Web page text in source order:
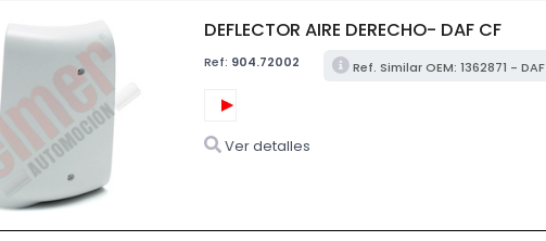
DEFLECTOR AIRE DERECHO- DAF CF
Ref: 904.72002 Ref. Similar OEM: 1362871 - DAF
Ver detalles